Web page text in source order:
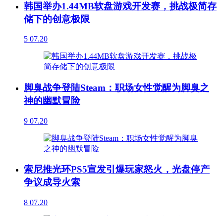
韩国举办1.44MB软盘游戏开发赛，挑战极简存
储下的创意极限
5 07.20
脚臭战争登陆Steam：职场女性觉醒为脚臭之
神的幽默冒险
9 07.20
索尼推光环PS5宣发引爆玩家怒火，光盘停产
争议成导火索
8 07.20